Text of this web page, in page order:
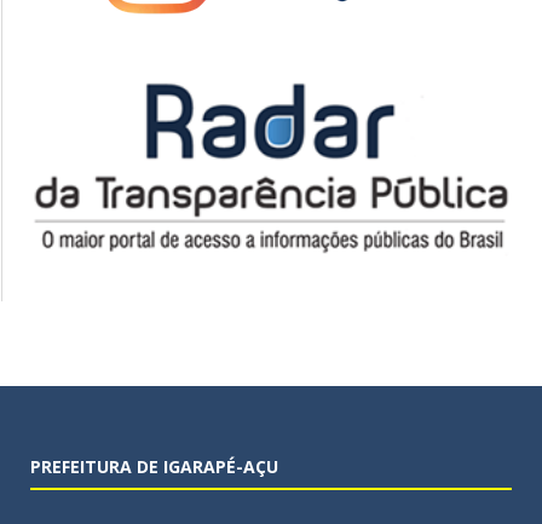
PREFEITURA DE IGARAPÉ-AÇU